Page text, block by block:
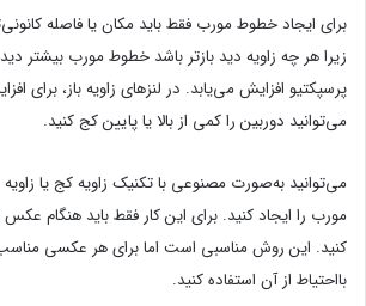
برای ایجاد خطوط مورب فقط باید مکان یا فاصله
زیرا هر چه زاویه دید بازتر باشد خطوط مورب بیشتر
پرسپکتیو افزایش می‌یابد. در لنزهای زاویه باز،
می‌توانید دوربین را کمی از بالا یا پایین کج کنید.
می‌توانید به‌صورت مصنوعی با تکنیک زاویه کج یا
مورب را ایجاد کنید. برای این کار فقط باید هنگام
کنید. این روش مناسبی است اما برای هر عکسی
بااحتیاط از آن استفاده کنید.